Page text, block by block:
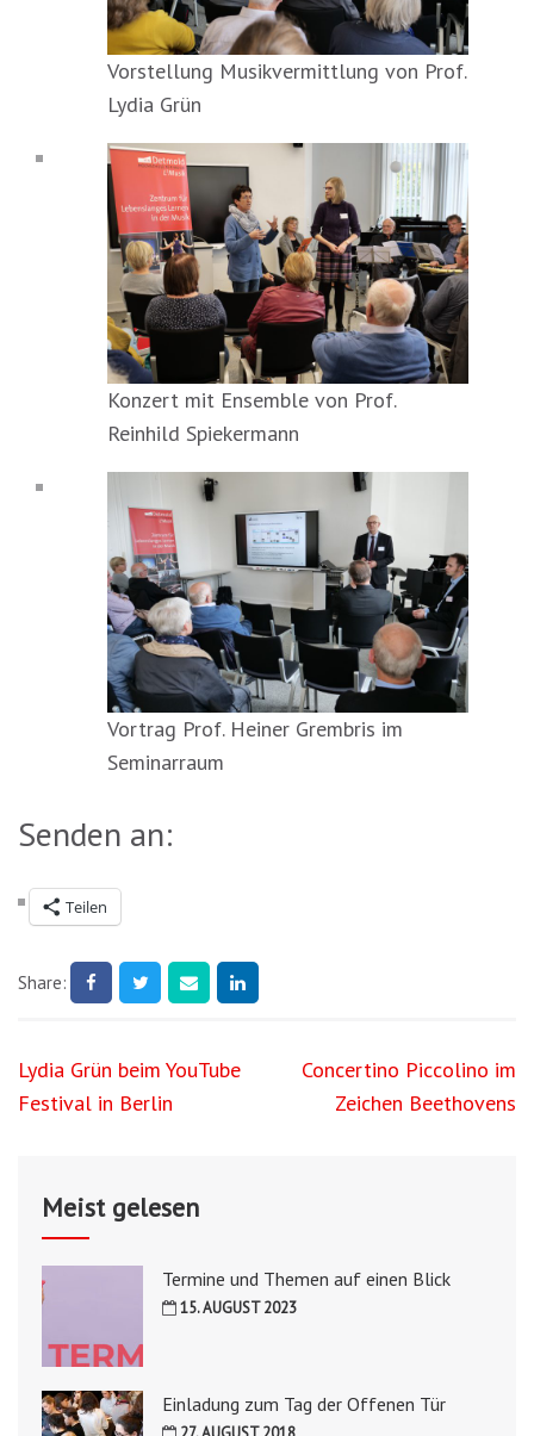
Vorstellung Musikvermittlung von Prof.
Lydia Grün
Konzert mit Ensemble von Prof.
Reinhild Spiekermann
Vortrag Prof. Heiner Grembris im
Seminarraum
Senden an:
Teilen
Share:
Beitragsnavigation
Lydia Grün beim YouTube
Festival in Berlin
Concertino Piccolino im
Zeichen Beethovens
Meist gelesen
Termine und Themen auf einen Blick
15. AUGUST 2023
Einladung zum Tag der Offenen Tür